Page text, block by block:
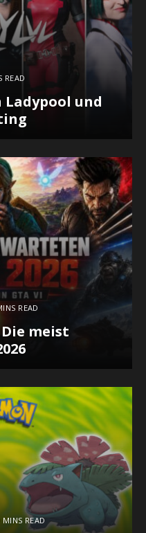
READ
Ladypool und
READ
meist
MINS READ